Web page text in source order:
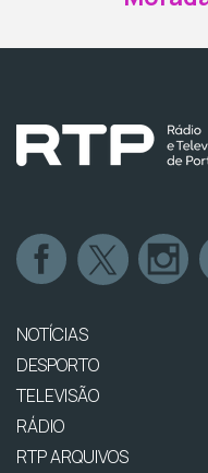
NOTÍCIAS
DESPORTO
TELEVISÃO
RÁDIO
RTP ARQUIVOS